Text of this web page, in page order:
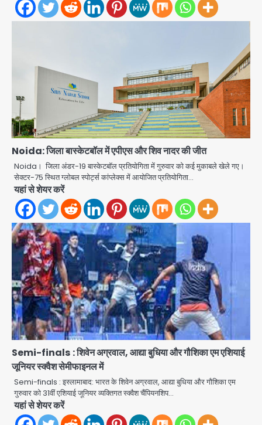
Noida: जिला बास्केटबॉल में एपीएस और शिव नादर की जीत
Noida। जिला अंडर-19 बास्केटबॉल प्रतियोगिता में गुरुवार को कई मुकाबले खेले गए।
सेक्टर-75 स्थित ग्लोबल स्पोर्ट्स कांप्लेक्स में आयोजित प्रतियोगिता…
यहां से शेयर करें
Semi-finals : शिवेन अग्रवाल, आद्या बुधिया और गौशिका एम एशियाई
जूनियर स्क्वैश सेमीफाइनल में
Semi-finals : इस्लामाबाद: भारत के शिवेन अग्रवाल, आद्या बुधिया और गौशिका एम
गुरुवार को 31वीं एशियाई जूनियर व्यक्तिगत स्क्वैश चैंपियनशिप…
यहां से शेयर करें
2
Rahul Gandhi’s Prayagraj
speech: युवाओं को ‘दर्द, डेटा, दौलत’ का
संदेश, बीजेपी का वार
Avinash Kumar
3
युवा इनोवेटरों की सोच से हाईटेक होगी दिल्ली
पुलिस
Team JHJ
4
सुदर्शन शक्ति-वी अभ्यास में मॉक आॅपरेशन
Team JHJ
5
एयरपोर्ट का फर्जी कर्मचारी बनकर 3 लाख
उड़ाए, अब पहुंचा सलाखों के पीछे
Team JHJ
Noida Sector-49: सेक्टर-49 में 18
साल की मेड ने की खुदकुशी, शरीर पर नहीं मिली
Avinash Kumar